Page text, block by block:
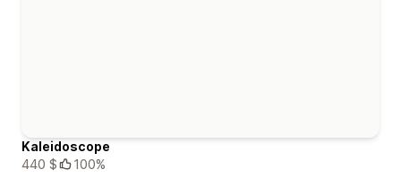
Kaleidoscope
440 $
100%